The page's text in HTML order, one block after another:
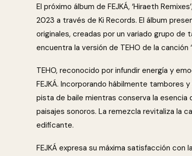
El próximo álbum de FEJKÁ, ‘Hiraeth
2023 a través de Ki Records. El álbum
originales, creadas por un variado grupo
encuentra la versión de TEHO de la canción
TEHO, reconocido por infundir energía y
FEJKÁ. Incorporando hábilmente tambores
pista de baile mientras conserva la
paisajes sonoros. La remezcla revitaliza la
edificante.
FEJKÁ expresa su máxima satisfacción con